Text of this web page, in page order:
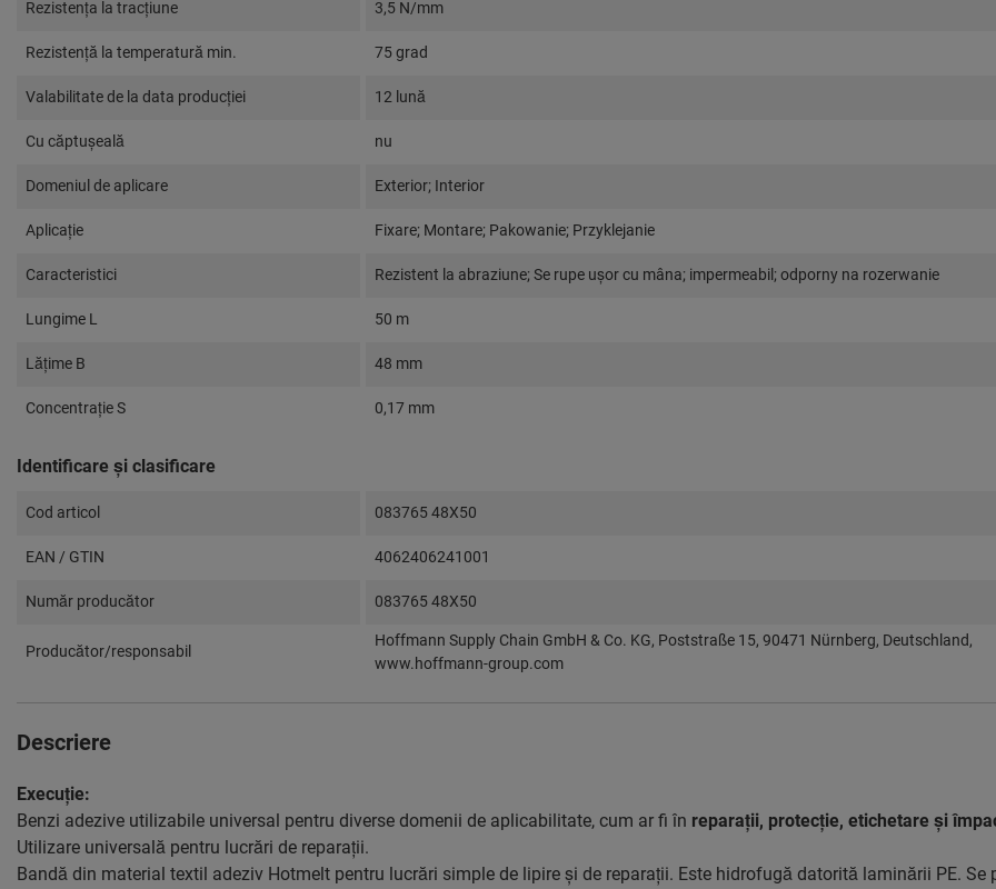
Rezistența la tracțiune 3,5 N/mm
Rezistență la temperatură min. 75 grad
Valabilitate de la data producţiei 12 lună
Cu căptuşeală nu
Domeniul de aplicare Exterior; Interior
Aplicaţie Fixare; Montare; Pakowanie; Przyklejanie
Caracteristici Rezistent la abraziune; Se rupe uşor cu mâna; impermeabil; odporny na rozerwanie
Lungime L 50 m
Lăţime B 48 mm
Concentrație S 0,17 mm
Identificare și clasificare
Cod articol 083765 48X50
EAN / GTIN 4062406241001
Număr producător 083765 48X50
Producător/responsabil
Hoffmann Supply Chain GmbH & Co. KG, Poststraße 15, 90471 Nürnberg, Deutschland,
www.hoffmann-group.com
Descriere
Execuţie:
Benzi adezive utilizabile universal pentru diverse domenii de aplicabilitate, cum ar fi în reparaţii, protecţie, etichetare şi
Utilizare universală pentru lucrări de reparaţii.
Bandă din material textil adeziv Hotmelt pentru lucrări simple de lipire şi de reparaţii. Este hidrofugă datorită laminării PE. Se